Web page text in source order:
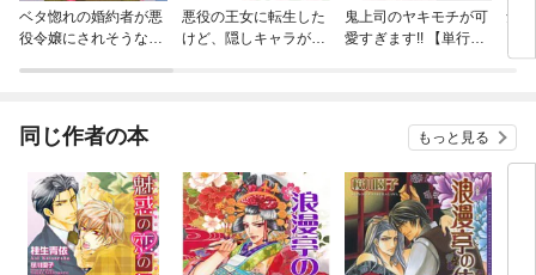
ベタ惚れの婚約者が悪
役令嬢にされそうなの
悪役の王女に転生した
けど、隠しキャラが隠
鬼上司のヤキモチが可
愛すぎます!! 【単行本
気
同じ作者の本 もっと見る